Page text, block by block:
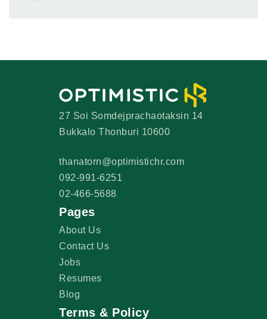
27 Soi Somdejprachaotaksin 14
Bukkalo Thonburi 10600
thanatorn@optimistichr.com
092-991-6251
02-466-5688
Pages
About Us
Contact Us
Jobs
Resumes
Blog
Terms & Policy